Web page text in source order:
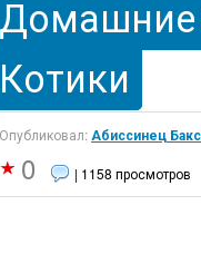
Котики
Опубликовал:Абиссинец Бакс
0 | 1158 просмотров